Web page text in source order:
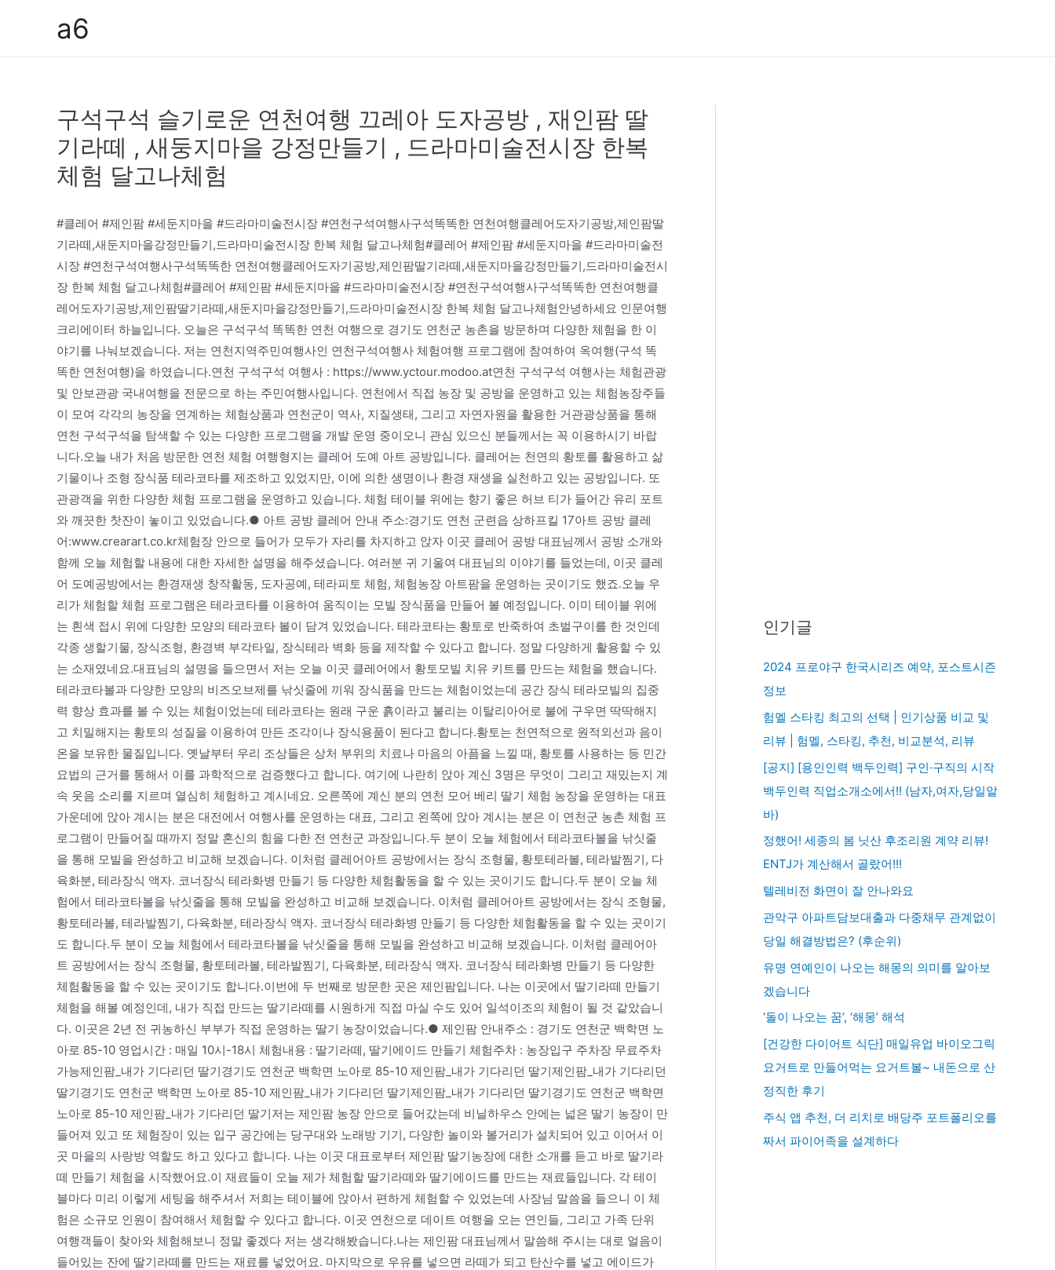
a6
구석구석 슬기로운 연천여행 끄레아 도자공방 , 재인팜 딸
기라떼 , 새둥지마을 강정만들기 , 드라마미술전시장 한복
체험 달고나체험
#클레어 #제인팜 #세둔지마을 #드라마미술전시장 #연천구석여행사구석똑똑한 연천여행클레어도자기공방,제인팜딸
기라떼,새둔지마을강정만들기,드라마미술전시장 한복 체험 달고나체험#클레어 #제인팜 #세둔지마을 #드라마미술전
시장 #연천구석여행사구석똑똑한 연천여행클레어도자기공방,제인팜딸기라떼,새둔지마을강정만들기,드라마미술전시
장 한복 체험 달고나체험#클레어 #제인팜 #세둔지마을 #드라마미술전시장 #연천구석여행사구석똑똑한 연천여행클
레어도자기공방,제인팜딸기라떼,새둔지마을강정만들기,드라마미술전시장 한복 체험 달고나체험안녕하세요 인문여행
크리에이터 하늘입니다. 오늘은 구석구석 똑똑한 연천 여행으로 경기도 연천군 농촌을 방문하며 다양한 체험을 한 이
야기를 나눠보겠습니다. 저는 연천지역주민여행사인 연천구석여행사 체험여행 프로그램에 참여하여 옥여행(구석 똑
똑한 연천여행)을 하였습니다.연천 구석구석 여행사 : https://www.yctour.modoo.at연천 구석구석 여행사는 체험관광
및 안보관광 국내여행을 전문으로 하는 주민여행사입니다. 연천에서 직접 농장 및 공방을 운영하고 있는 체험농장주들
이 모여 각각의 농장을 연계하는 체험상품과 연천군이 역사, 지질생태, 그리고 자연자원을 활용한 거관광상품을 통해
연천 구석구석을 탐색할 수 있는 다양한 프로그램을 개발 운영 중이오니 관심 있으신 분들께서는 꼭 이용하시기 바랍
니다.오늘 내가 처음 방문한 연천 체험 여행형지는 클레어 도예 아트 공방입니다. 클레어는 천연의 황토를 활용하고 삶
기물이나 조형 장식품 테라코타를 제조하고 있었지만, 이에 의한 생명이나 환경 재생을 실천하고 있는 공방입니다. 또
관광객을 위한 다양한 체험 프로그램을 운영하고 있습니다. 체험 테이블 위에는 향기 좋은 허브 티가 들어간 유리 포트
와 깨끗한 찻잔이 놓이고 있었습니다.● 아트 공방 클레어 안내 주소:경기도 연천 군련읍 상하프킬 17아트 공방 클레
어:www.crearart.co.kr체험장 안으로 들어가 모두가 자리를 차지하고 앉자 이곳 클레어 공방 대표님께서 공방 소개와
함께 오늘 체험할 내용에 대한 자세한 설명을 해주셨습니다. 여러분 귀 기울여 대표님의 이야기를 들었는데, 이곳 클레
어 도예공방에서는 환경재생 창작활동, 도자공예, 테라피토 체험, 체험농장 아트팜을 운영하는 곳이기도 했죠.오늘 우
리가 체험할 체험 프로그램은 테라코타를 이용하여 움직이는 모빌 장식품을 만들어 볼 예정입니다. 이미 테이블 위에
는 흰색 접시 위에 다양한 모양의 테라코타 볼이 담겨 있었습니다. 테라코타는 황토로 반죽하여 초벌구이를 한 것인데
각종 생할기물, 장식조형, 환경벽 부각타일, 장식테라 벽화 등을 제작할 수 있다고 합니다. 정말 다양하게 활용할 수 있
는 소재였네요.대표님의 설명을 들으면서 저는 오늘 이곳 클레어에서 황토모빌 치유 키트를 만드는 체험을 했습니다.
테라코타볼과 다양한 모양의 비즈오브제를 낚싯줄에 끼워 장식품을 만드는 체험이었는데 공간 장식 테라모빌의 집중
력 향상 효과를 볼 수 있는 체험이었는데 테라코타는 원래 구운 흙이라고 불리는 이탈리아어로 불에 구우면 딱딱해지
고 치밀해지는 황토의 성질을 이용하여 만든 조각이나 장식용품이 된다고 합니다.황토는 천연적으로 원적외선과 음이
온을 보유한 물질입니다. 옛날부터 우리 조상들은 상처 부위의 치료나 마음의 아픔을 느낄 때, 황토를 사용하는 등 민간
요법의 근거를 통해서 이를 과학적으로 검증했다고 합니다. 여기에 나란히 앉아 계신 3명은 무엇이 그리고 재밌는지 계
속 웃음 소리를 지르며 열심히 체험하고 계시네요. 오른쪽에 계신 분의 연천 모어 베리 딸기 체험 농장을 운영하는 대표
가운데에 앉아 계시는 분은 대전에서 여행사를 운영하는 대표, 그리고 왼쪽에 앉아 계시는 분은 이 연천군 농촌 체험 프
로그램이 만들어질 때까지 정말 혼신의 힘을 다한 전 연천군 과장입니다.두 분이 오늘 체험에서 테라코타볼을 낚싯줄
을 통해 모빌을 완성하고 비교해 보겠습니다. 이처럼 클레어아트 공방에서는 장식 조형물, 황토테라볼, 테라발찜기, 다
육화분, 테라장식 액자. 코너장식 테라화병 만들기 등 다양한 체험활동을 할 수 있는 곳이기도 합니다.두 분이 오늘 체
험에서 테라코타볼을 낚싯줄을 통해 모빌을 완성하고 비교해 보겠습니다. 이처럼 클레어아트 공방에서는 장식 조형물,
황토테라볼, 테라발찜기, 다육화분, 테라장식 액자. 코너장식 테라화병 만들기 등 다양한 체험활동을 할 수 있는 곳이기
도 합니다.두 분이 오늘 체험에서 테라코타볼을 낚싯줄을 통해 모빌을 완성하고 비교해 보겠습니다. 이처럼 클레어아
트 공방에서는 장식 조형물, 황토테라볼, 테라발찜기, 다육화분, 테라장식 액자. 코너장식 테라화병 만들기 등 다양한
체험활동을 할 수 있는 곳이기도 합니다.이번에 두 번째로 방문한 곳은 제인팜입니다. 나는 이곳에서 딸기라떼 만들기
체험을 해볼 예정인데, 내가 직접 만드는 딸기라떼를 시원하게 직접 마실 수도 있어 일석이조의 체험이 될 것 같았습니
다. 이곳은 2년 전 귀농하신 부부가 직접 운영하는 딸기 농장이었습니다.● 제인팜 안내주소 : 경기도 연천군 백학면 노
아로 85-10 영업시간 : 매일 10시-18시 체험내용 : 딸기라떼, 딸기에이드 만들기 체험주차 : 농장입구 주차장 무료주차
가능제인팜_내가 기다리던 딸기경기도 연천군 백학면 노아로 85-10 제인팜_내가 기다리던 딸기제인팜_내가 기다리던
딸기경기도 연천군 백학면 노아로 85-10 제인팜_내가 기다리던 딸기제인팜_내가 기다리던 딸기경기도 연천군 백학면
노아로 85-10 제인팜_내가 기다리던 딸기저는 제인팜 농장 안으로 들어갔는데 비닐하우스 안에는 넓은 딸기 농장이 만
들어져 있고 또 체험장이 있는 입구 공간에는 당구대와 노래방 기기, 다양한 놀이와 볼거리가 설치되어 있고 이어서 이
곳 마을의 사랑방 역할도 하고 있다고 합니다. 나는 이곳 대표로부터 제인팜 딸기농장에 대한 소개를 듣고 바로 딸기라
떼 만들기 체험을 시작했어요.이 재료들이 오늘 제가 체험할 딸기라떼와 딸기에이드를 만드는 재료들입니다. 각 테이
블마다 미리 이렇게 세팅을 해주셔서 저희는 테이블에 앉아서 편하게 체험할 수 있었는데 사장님 말씀을 들으니 이 체
험은 소규모 인원이 참여해서 체험할 수 있다고 합니다. 이곳 연천으로 데이트 여행을 오는 연인들, 그리고 가족 단위
여행객들이 찾아와 체험해보니 정말 좋겠다 저는 생각해봤습니다.나는 제인팜 대표님께서 말씀해 주시는 대로 얼음이
들어있는 잔에 딸기라떼를 만드는 재료를 넣었어요. 마지막으로 우유를 넣으면 라떼가 되고 탄산수를 넣고 에이드가
인기글
2024 프로야구 한국시리즈 예약, 포스트시즌
정보
험멜 스타킹 최고의 선택 | 인기상품 비교 및
리뷰 | 험멜, 스타킹, 추천, 비교분석, 리뷰
[공지] [용인인력 백두인력] 구인·구직의 시작
백두인력 직업소개소에서!! (남자,여자,당일알
바)
정했어! 세종의 봄 닛산 후조리원 계약 리뷰!
ENTJ가 계산해서 골랐어!!!
텔레비전 화면이 잘 안나와요
관악구 아파트담보대출과 다중채무 관계없이
당일 해결방법은? (후순위)
유명 연예인이 나오는 해몽의 의미를 알아보
겠습니다
‘돌이 나오는 꿈’, ‘해몽’ 해석
[건강한 다이어트 식단] 매일유업 바이오그릭
요거트로 만들어먹는 요거트볼~ 내돈으로 산
정직한 후기
주식 앱 추천, 더 리치로 배당주 포트폴리오를
짜서 파이어족을 설계하다